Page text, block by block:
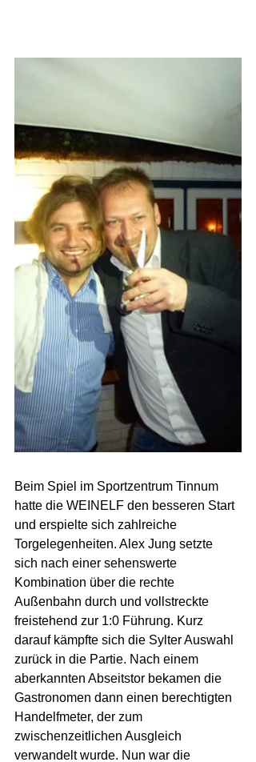
Beim Spiel im Sportzentrum Tinnum
hatte die WEINELF den besseren Start
und erspielte sich zahlreiche
Torgelegenheiten. Alex Jung setzte
sich nach einer sehenswerte
Kombination über die rechte
Außenbahn durch und vollstreckte
freistehend zur 1:0 Führung. Kurz
darauf kämpfte sich die Sylter Auswahl
zurück in die Partie. Nach einem
aberkannten Abseitstor bekamen die
Gastronomen dann einen berechtigten
Handelfmeter, der zum
zwischenzeitlichen Ausgleich
verwandelt wurde. Nun war die